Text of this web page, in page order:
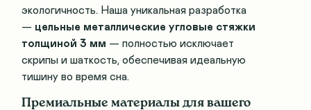
экологичность. Наша уникальная разработка
— цельные металлические угловые стяжки
толщиной 3 мм — полностью исключает
скрипы и шаткость, обеспечивая идеальную
тишину во время сна.
Премиальные материалы для вашего